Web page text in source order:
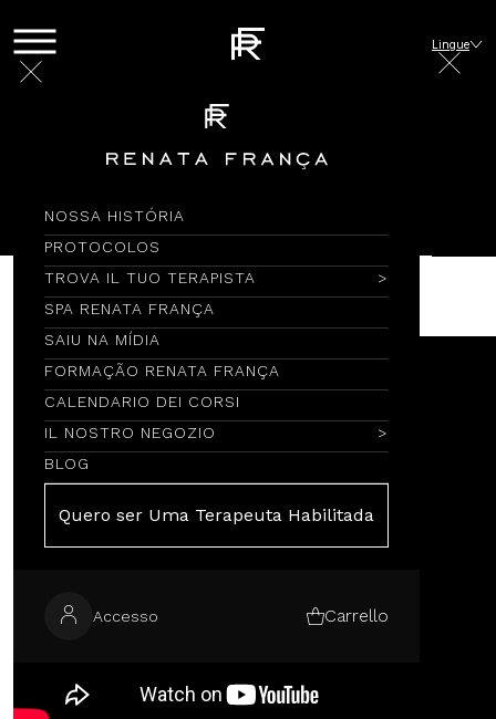
NOSSA HISTÓRIA
PROTOCOLOS
TROVA IL TUO TERAPISTA
SPA RENATA FRANÇA
SAIU NA MÍDIA
FORMAÇÃO RENATA FRANÇA
CALENDARIO DEI CORSI
IL NOSTRO NEGOZIO
BLOG
Quero ser Uma Terapeuta Habilitada
Accesso Carrello
Lingue
Renata in evidenza
08/08/2024 | 0 minuto(s) de leitura